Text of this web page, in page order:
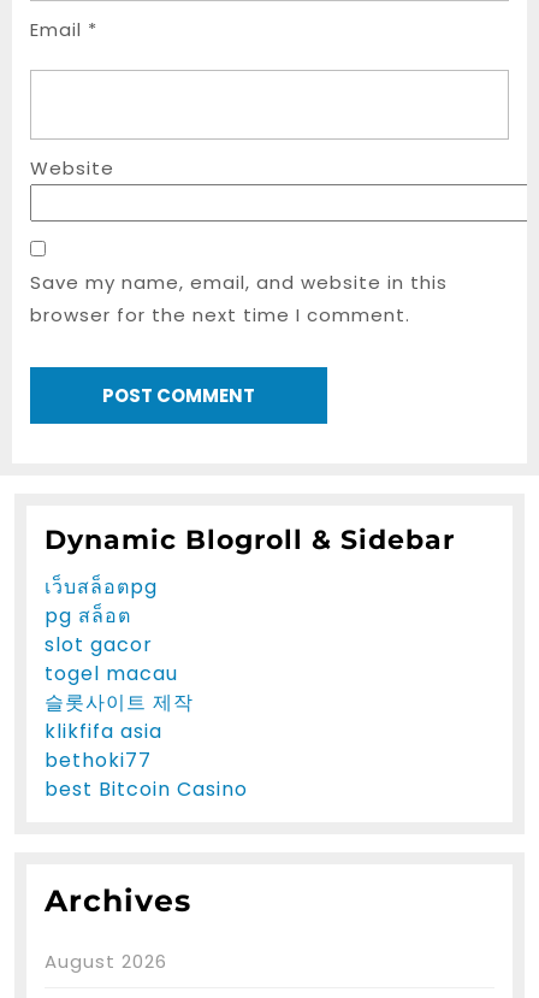
Email *
Website
Save my name, email, and website in this
browser for the next time I comment.
Dynamic Blogroll & Sidebar
เว็บสล็อตpg
pg สล็อต
slot gacor
togel macau
슬롯사이트 제작
klikfifa asia
bethoki77
best Bitcoin Casino
Archives
August 2026